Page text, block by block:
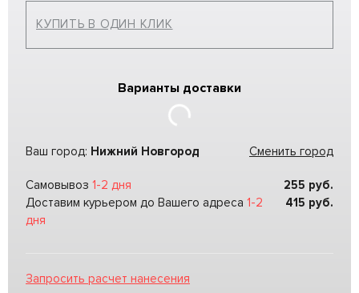
КУПИТЬ В ОДИН КЛИК
Варианты доставки
Ваш город: Нижний Новгород Сменить город
Самовывоз 1-2 дня 255 руб.
Доставим курьером до Вашего адреса 1-2
дня
415 руб.
Запросить расчет нанесения